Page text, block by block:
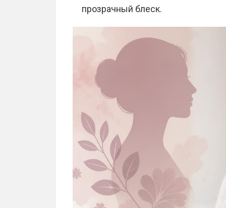
прозрачный блеск.